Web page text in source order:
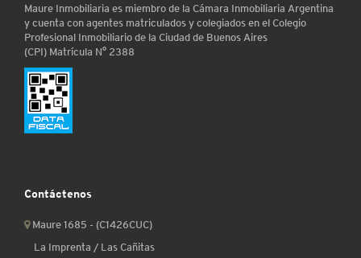
Maure Inmobiliaria es miembro de la Cámara Inmobiliaria Argentina
y cuenta con agentes matriculados y colegiados en el Colegio
Profesional Inmobiliario de la Ciudad de Buenos Aires
(CPI) Matrícula N° 2388
Contáctenos
Maure 1685 - (C1426CUC)
La Imprenta / Las Cañitas